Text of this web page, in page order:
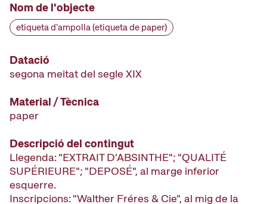
Nom de l'objecte
etiqueta d'ampolla (etiqueta de paper)
Datació
segona meitat del segle XIX
Material / Tècnica
paper
Descripció del contingut
Llegenda: "EXTRAIT D'ABSINTHE"; "QUALITÉ
SUPÉRIEURE"; "DEPOSÉ", al marge inferior
esquerre.
Inscripcions: "Walther Fréres & Cie", al mig de la